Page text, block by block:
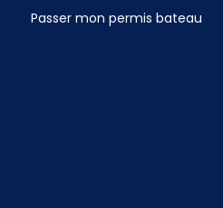
Passer mon permis bateau